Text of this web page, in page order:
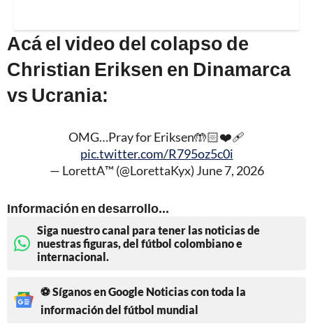
Acá el video del colapso de
Christian Eriksen en Dinamarca
vs Ucrania:
OMG…Pray for Eriksen🤲🏻❤️‍🩹
pic.twitter.com/R795oz5c0i
— LorettA™️ (@LorettaKyx) June 7, 2026
Información en desarrollo...
Siga nuestro canal para tener las noticias de
nuestras figuras, del fútbol colombiano e
internacional.
⚽ Síganos en Google Noticias con toda la
información del fútbol mundial